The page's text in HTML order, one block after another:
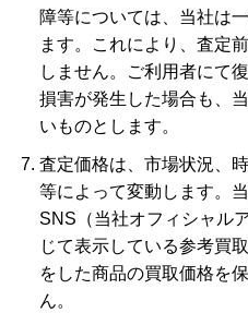
障等については、当社は
ます。これにより、査定
しません。ご利用者にて
損害が発生した場合も、
いものとします。
査定価格は、市場状況、
等によって変動します。
SNS（当社オフィシャル
じて表示している参考買
をした商品の買取価格を
ん。